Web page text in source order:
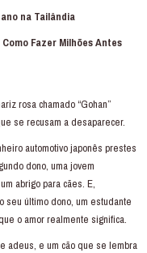
na Tailândia
Fazer Milhões Antes
rosa chamado “Gohan”
se recusam a desaparecer.
automotivo japonês prestes
dono, uma jovem
abrigo para cães. E,
último dono, um estudante
o amor realmente significa.
adeus, e um cão que se lembra